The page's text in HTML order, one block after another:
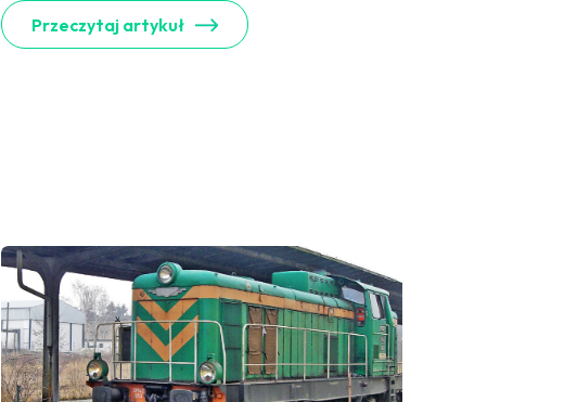
Przeczytaj artykuł